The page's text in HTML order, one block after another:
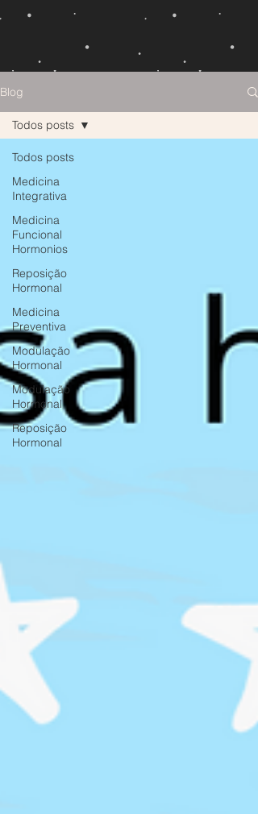
Blog
Todos posts
Medicina
Integrativa
Medicina
Funcional
Hormonios
Reposição
Hormonal
Medicina
Preventiva
Modulação
Hormonal
Modulação
Hormonal
Reposição
Hormonal
Todos posts